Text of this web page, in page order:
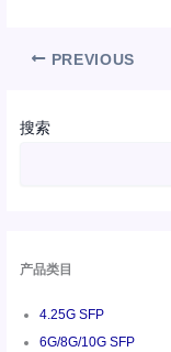
搜索
产品类目
4.25G SFP
6G/8G/10G SFP
PREVIOUS